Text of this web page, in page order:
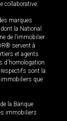
collaborative.
marques
la National
de l’immobilier
servent à
et agents
d'homologation
sont la
immobiliers que
la Banque
immobiliers